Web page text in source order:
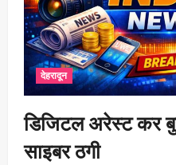
देहरादून
डिजिटल अरेस्ट कर
साइबर ठगी